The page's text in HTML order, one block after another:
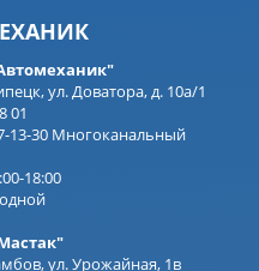
ул. Доватора, д. 10а/1
01
13-30 Многоканальный
18:00
ул. Урожайная, 1в